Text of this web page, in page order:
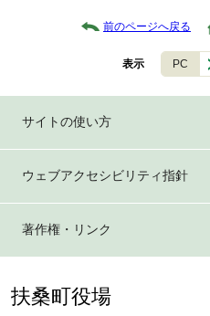
前のページへ戻る
表示 PC
サイトの使い方
ウェブアクセシビリティ指針
著作権・リンク
扶桑町役場